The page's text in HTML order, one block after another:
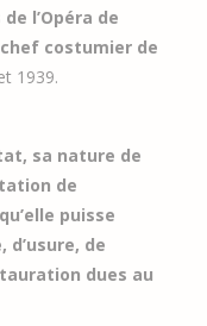
l’Opéra de
chef costumier de
1939.
sa nature de
de
puisse
d’usure, de
dues au